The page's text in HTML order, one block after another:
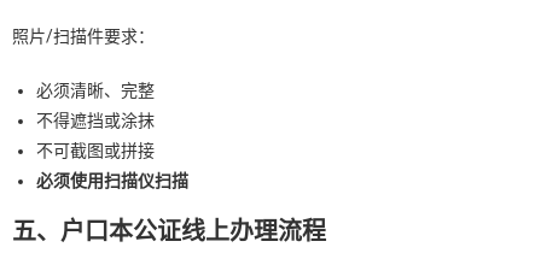
照片/扫描件要求：
必须清晰、完整
不得遮挡或涂抹
不可截图或拼接
必须使用扫描仪扫描
五、户口本公证线上办理流程